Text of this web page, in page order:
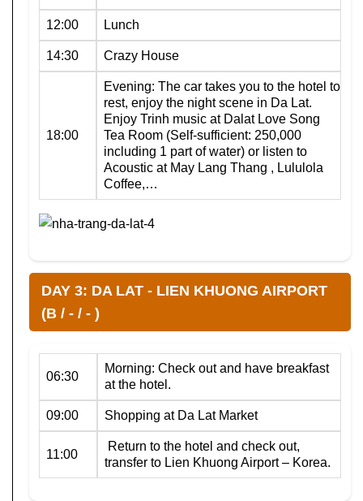
12:00 Lunch
14:30 Crazy House
18:00
Evening: The car takes you to the hotel to
rest, enjoy the night scene in Da Lat.
Enjoy Trinh music at Dalat Love Song
Tea Room (Self-sufficient: 250,000
including 1 part of water) or listen to
Acoustic at May Lang Thang , Lululola
Coffee,…
DAY 3: DA LAT - LIEN KHUONG AIRPORT
(B / - / - )
06:30
Morning: Check out and have breakfast
at the hotel.
09:00 Shopping at Da Lat Market
11:00
Return to the hotel and check out,
transfer to Lien Khuong Airport – Korea.